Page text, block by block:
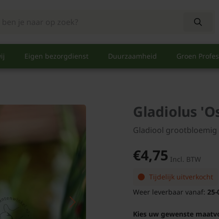
Eigen bezorgdienst Duurzaamheid Groen
Gladiolus
Gladiool grootbloemig
€4,75 Incl. BTW
Tijdelijk uitverkocht
Weer leverbaar vanaf:
Kies uw gewenste